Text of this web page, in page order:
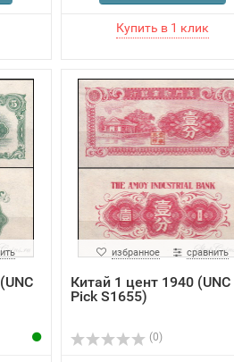
избранное сравнить
Китай 1 цент 1940 (UNC
Pick S1655)
(0)